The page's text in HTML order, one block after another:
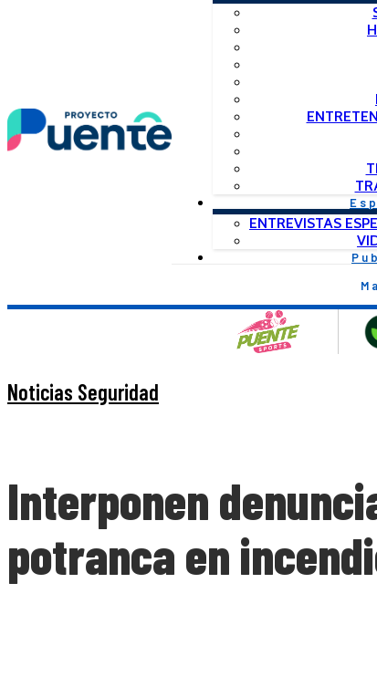
ENTREVISTAS
Noticias Seguridad
Interponen
potranca en